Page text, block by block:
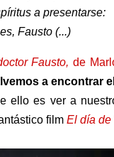
a presentarse:
Fausto (...)
Fausto, de
a encontrar
ello es ver a
film El día de